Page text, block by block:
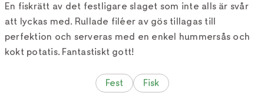
En fiskrätt av det festligare slaget som inte alls är svår
att lyckas med. Rullade filéer av gös tillagas till
perfektion och serveras med en enkel hummersås och
kokt potatis. Fantastiskt gott!
Fest Fisk